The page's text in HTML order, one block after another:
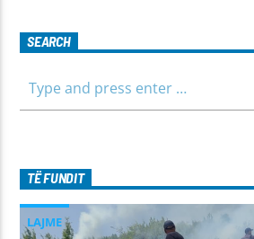
SEARCH
TË FUNDIT
LAJME